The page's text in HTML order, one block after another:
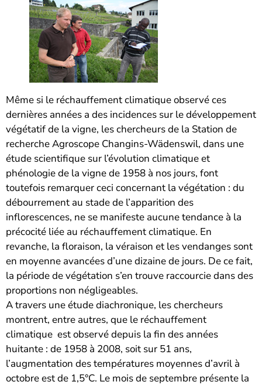
Même si le réchauffement climatique observé ces
dernières années a des incidences sur le développement
végétatif de la vigne, les chercheurs de la Station de
recherche Agroscope Changins-Wädenswil, dans une
étude scientifique sur l’évolution climatique et
phénologie de la vigne de 1958 à nos jours, font
toutefois remarquer ceci concernant la végétation : du
débourrement au stade de l’apparition des
inflorescences, ne se manifeste aucune tendance à la
précocité liée au réchauffement climatique. En
revanche, la floraison, la véraison et les vendanges sont
en moyenne avancées d’une dizaine de jours. De ce fait,
la période de végétation s’en trouve raccourcie dans des
proportions non négligeables.
A travers une étude diachronique, les chercheurs
montrent, entre autres, que le réchauffement
climatique est observé depuis la fin des années
huitante : de 1958 à 2008, soit sur 51 ans,
l’augmentation des températures moyennes d’avril à
octobre est de 1,5°C. Le mois de septembre présente la